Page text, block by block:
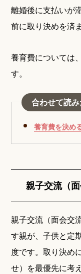
離婚後に支払いが
前に取り決めを済
養育費については
す。
合わせて読
養育費を決め
親子交流（
親子交流（面会交
す親が、子供と定
度です。取り決め
せ）を最優先に考